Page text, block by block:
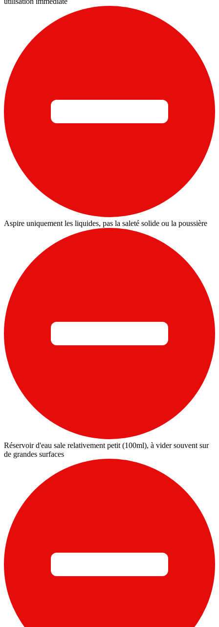
Aspire uniquement les liquides, pas la saleté solide ou la poussière
Réservoir d'eau sale relativement petit (100ml), à vider souvent sur
de grandes surfaces